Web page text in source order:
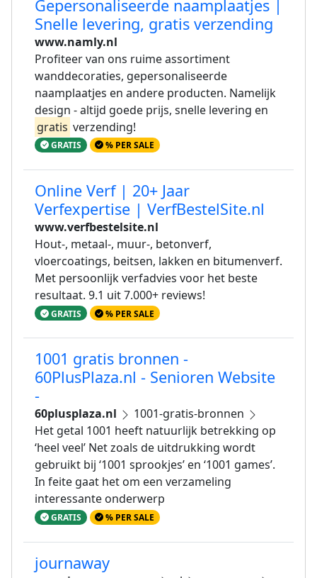
Gepersonaliseerde naamplaatjes |
Snelle levering, gratis verzending
www.namly.nl
Profiteer van ons ruime assortiment
wanddecoraties, gepersonaliseerde
naamplaatjes en andere producten. Namelijk
design - altijd goede prijs, snelle levering en
gratis verzending!
GRATIS % PER SALE
Online Verf | 20+ Jaar
Verfexpertise | VerfBestelSite.nl
www.verfbestelsite.nl
Hout-, metaal-, muur-, betonverf,
vloercoatings, beitsen, lakken en bitumenverf.
Met persoonlijk verfadvies voor het beste
resultaat. 9.1 uit 7.000+ reviews!
GRATIS % PER SALE
1001 gratis bronnen -
60PlusPlaza.nl - Senioren Website
-
60plusplaza.nl
1001-gratis-bronnen
Het getal 1001 heeft natuurlijk betrekking op
‘heel veel’ Net zoals de uitdrukking wordt
gebruikt bij ‘1001 sprookjes’ en ‘1001 games’.
In feite gaat het om een verzameling
interessante onderwerp
GRATIS % PER SALE
journaway